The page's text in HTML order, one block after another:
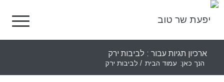
ארכיון תגיות עבור : לביבות ירק
הנך כאן: עמוד הבית / לביבות ירק